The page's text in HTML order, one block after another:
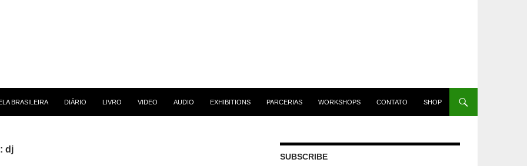
BRASILEIRA
DIÁRIO LIVRO VIDEO AUDIO EXHIBITIONS PARCERIAS WORKSHOPS CONTATO SHOP
dj
SUBSCRIBE